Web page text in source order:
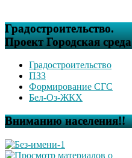
Градостроительство.
Проект Городская среда
Градостроительство
ПЗЗ
Формирование СГС
Бел-Оз-ЖКХ
Вниманию населения!!